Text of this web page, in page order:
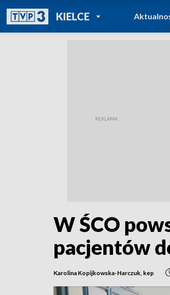
KIELCEPOWRÓT DO
TVP REGIONY
W ŚCO
pacjentów
Karolina Kopijkowska-Harczuk, kep